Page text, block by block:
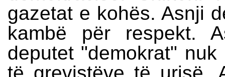
gazetat e kohës. Asnji
kambë për respekt.
deputet "demokrat"
të grevistëve të urisë.